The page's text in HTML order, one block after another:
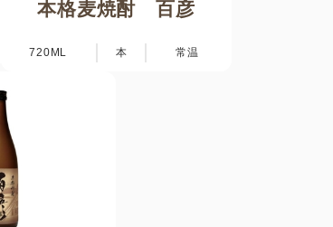
本格麦焼酎 百彦
720ML 本 常温